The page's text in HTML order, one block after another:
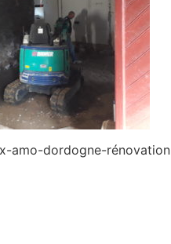
amo-dordogne-rénovation